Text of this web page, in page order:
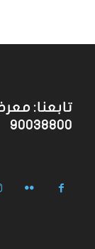
تابعنا:
90038800